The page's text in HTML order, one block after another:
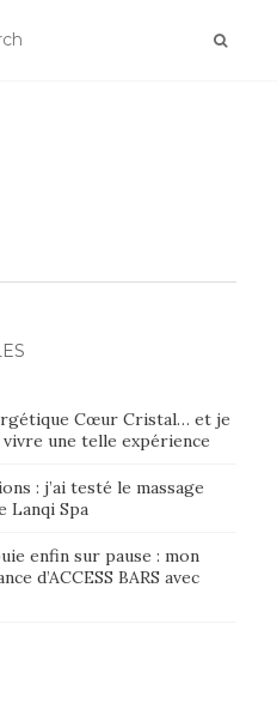
Cœur Cristal… et je
vivre une telle expérience
: j’ai testé le massage
Lanqi Spa
enfin sur pause : mon
d’ACCESS BARS avec